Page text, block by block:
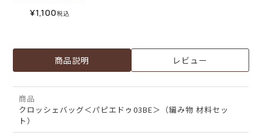
¥1,100税込
商品説明 レビュー
商品
クロッシェバッグ＜パピエドゥ03BE＞（編み物 材料セッ
ト）